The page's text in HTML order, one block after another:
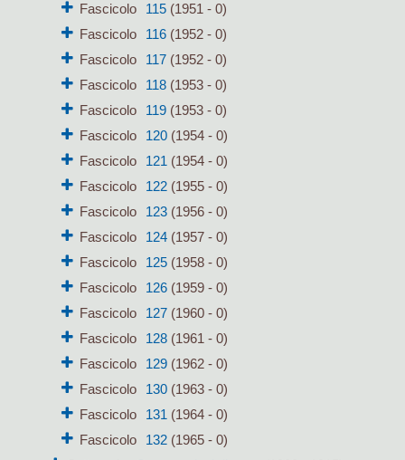
Fascicolo
115(1951 - 0)
Fascicolo
116(1952 - 0)
Fascicolo
117(1952 - 0)
Fascicolo
118(1953 - 0)
Fascicolo
119(1953 - 0)
Fascicolo
120(1954 - 0)
Fascicolo
121 (1954 - 0)
Fascicolo
122(1955 - 0)
Fascicolo
123(1956 - 0)
Fascicolo
124(1957 - 0)
Fascicolo
125(1958 - 0)
Fascicolo
126(1959 - 0)
Fascicolo
127(1960 - 0)
Fascicolo
128(1961 - 0)
Fascicolo
129(1962 - 0)
Fascicolo
130(1963 - 0)
Fascicolo
131 (1964 - 0)
Fascicolo
132(1965 - 0)